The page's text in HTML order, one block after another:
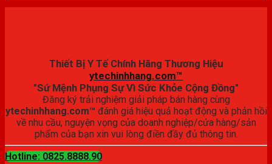
Thiết Bị Y Tế Chính Hãng Thương Hiệu
ytechinhhang.com™
"Sứ Mệnh Phụng Sự Vì Sức Khỏe Cộng Đồng"
Đăng ký trải nghiệm giải pháp bán hàng cùng
ytechinhhang.com™ đánh giá hiệu quả hoạt động và phản hồi
về nhu cầu, nguyện vọng của doanh nghiệp/cửa hàng/sản
phẩm của bạn xin vui lòng điền đầy đủ thông tin.
Hotline: 0825.8888.90